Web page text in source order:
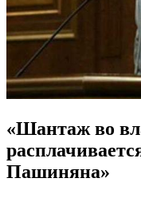
«Шантаж во
Пашиняна»